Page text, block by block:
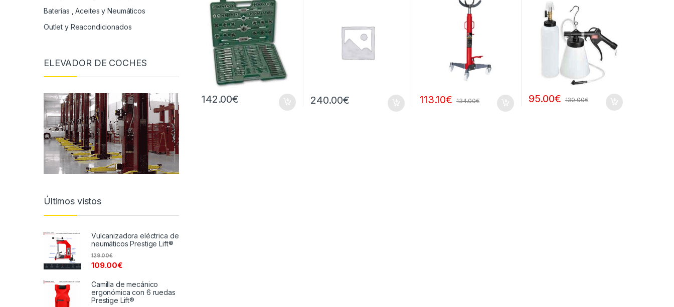
142.00€ 240.00€ 113.10€ 134.00€ 95.00€ 130.00€
Baterías , Aceites y Neumáticos
Outlet y Reacondicionados
ELEVADOR DE COCHES
Últimos vistos
Vulcanizadora eléctrica de
neumáticos Prestige Lift®
109.00€
129.00€
Camilla de mecánico
ergonómica con 6 ruedas
Prestige Lift®